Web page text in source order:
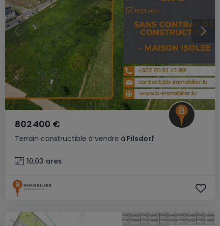
Terrain constructible à vendre à Filsdorf
802 400 €
10,03 ares